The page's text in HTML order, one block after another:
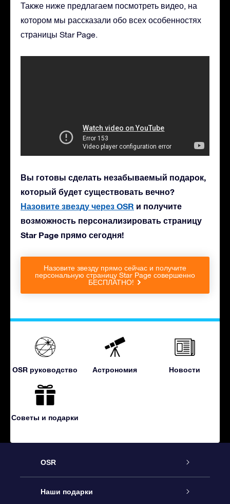
Также ниже предлагаем посмотреть видео, на
котором мы рассказали обо всех особенностях
страницы Star Page.
Вы готовы сделать незабываемый подарок,
который будет существовать вечно?
Назовите звезду через OSR и получите
возможность персонализировать страницу
Star Page прямо сегодня!
Назовите звезду прямо сейчас и получите
персональную страницу Star Page совершенно
БЕСПЛАТНО!
OSR руководство Астрономия Новости
Советы и подарки
OSR
Обслуживание
Наши подарки